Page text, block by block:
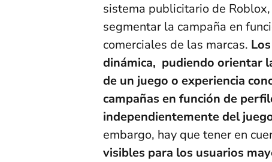
sistema publicitario de
segmentar la campaña en
comerciales de las marcas.
dinámica, pudiendo orientar
de un juego o experiencia
campañas en función de
independientemente del
embargo, hay que tener en
visibles para los usuarios